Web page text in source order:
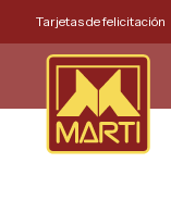
Tarjetas de felicitación